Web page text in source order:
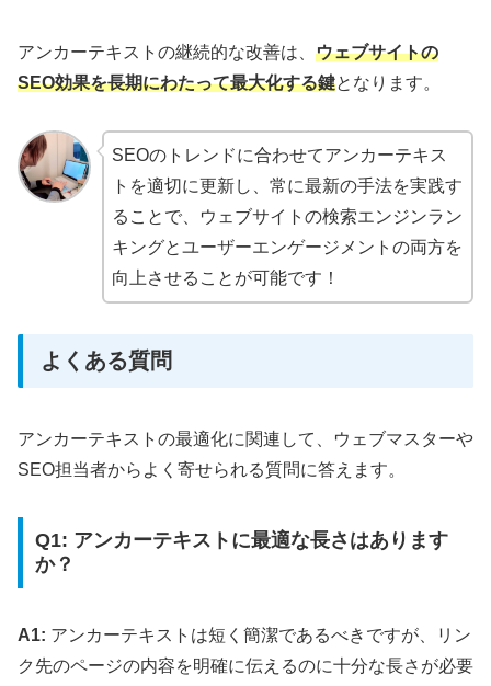
アンカーテキストの継続的な改善は、 ウェブサイトの
SEO効果を長期にわたって最大化する鍵となります。
SEOのトレンドに合わせてアンカーテキス
トを適切に更新し、常に最新の手法を実践す
ることで、ウェブサイトの検索エンジンラン
キングとユーザーエンゲージメントの両方を
向上させることが可能です！
よくある質問
アンカーテキストの最適化に関連して、ウェブマスターや
SEO担当者からよく寄せられる質問に答えます。
Q1: アンカーテキストに最適な長さはあります
か？
A1: アンカーテキストは短く簡潔であるべきですが、リン
ク先のページの内容を明確に伝えるのに十分な長さが必要